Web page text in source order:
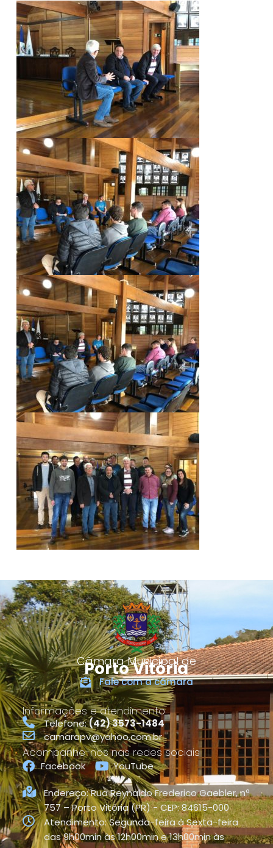
Câmara Municipal de
Porto Vitória
Fale com a câmara
Informações e atendimento
Telefone:(42) 3573-1484
camarapv@yahoo.com.br
Acompanhe-nos nas redes sociais
Facebook YouTube
Endereço: Rua Reynaldo Frederico Gaebler, nº
757 – Porto Vitória (PR) - CEP: 84615-000
Atendimento: Segunda-feira à Sexta-feira
das 9h00min às 12h00min e 13h00min às